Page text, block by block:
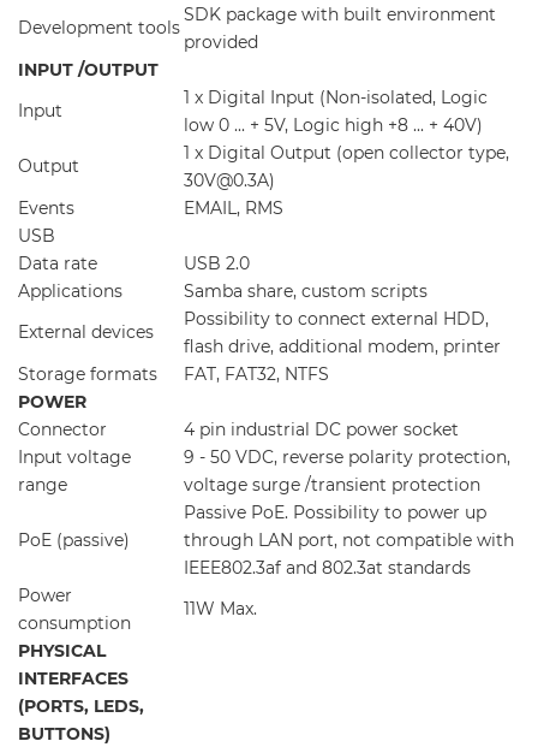
Development tools
SDK package with built environment
provided
INPUT /OUTPUT
Input
1 x Digital Input (Non-isolated, Logic
low 0 ... + 5V, Logic high +8 ... + 40V)
Output
1 x Digital Output (open collector type,
30V@0.3A)
Events
EMAIL, RMS
USB
Data rate
USB 2.0
Applications
Samba share, custom scripts
External devices
Possibility to connect external HDD,
flash drive, additional modem, printer
Storage formats
FAT, FAT32, NTFS
POWER
Connector
4 pin industrial DC power socket
Input voltage
range
9 - 50 VDC, reverse polarity protection,
voltage surge /transient protection
PoE (passive)
Passive PoE. Possibility to power up
through LAN port, not compatible with
IEEE802.3af and 802.3at standards
Power
consumption
11W Max.
PHYSICAL
INTERFACES
(PORTS, LEDS,
BUTTONS)